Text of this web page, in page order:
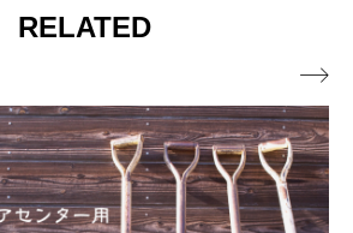
RELATED
